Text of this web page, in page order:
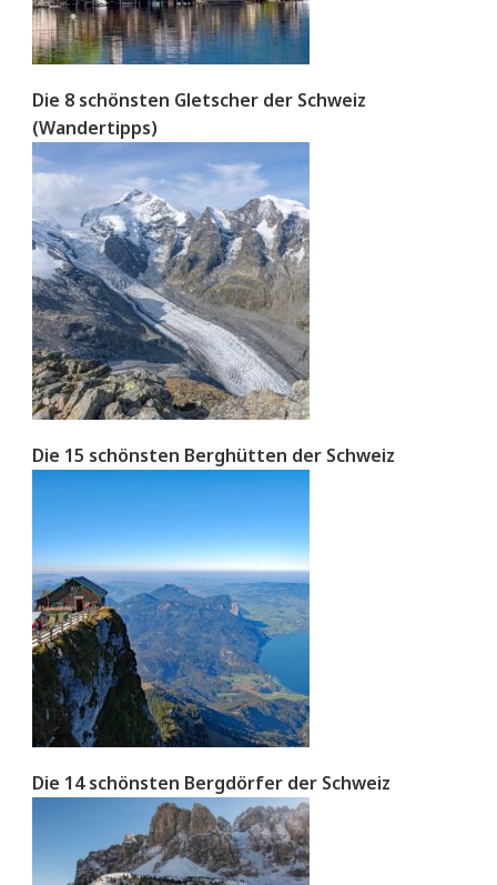
Die 8 schönsten Gletscher der Schweiz
(Wandertipps)
Die 15 schönsten Berghütten der Schweiz
Die 14 schönsten Bergdörfer der Schweiz